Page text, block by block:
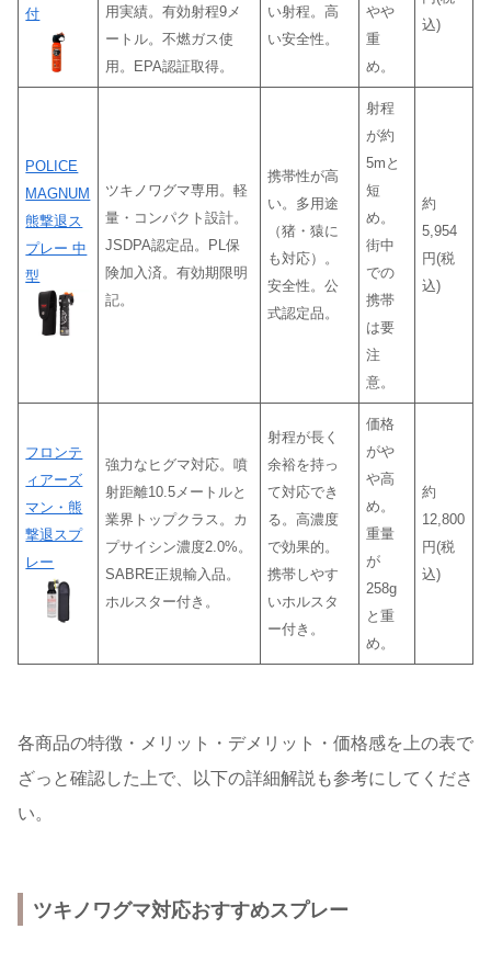
付
用実績。有効射程9メ
ートル。不燃ガス使
用。EPA認証取得。
い射程。高
い安全性。
やや
重
め。
込)
POLICE
MAGNUM
熊撃退ス
プレー 中
型
ツキノワグマ専用。軽
量・コンパクト設計。
JSDPA認定品。PL保
険加入済。有効期限明
記。
携帯性が高
い。多用途
（猪・猿に
も対応）。
安全性。公
式認定品。
射程
が約
5mと
短
め。
街中
での
携帯
は要
注
意。
約
5,954
円(税
込)
フロンテ
ィアーズ
マン・熊
撃退スプ
レー
強力なヒグマ対応。噴
射距離10.5メートルと
業界トップクラス。カ
プサイシン濃度2.0%。
SABRE正規輸入品。
ホルスター付き。
射程が長く
余裕を持っ
て対応でき
る。高濃度
で効果的。
携帯しやす
いホルスタ
ー付き。
価格
がや
や高
め。
重量
が
258g
と重
め。
約
12,800
円(税
込)
各商品の特徴・メリット・デメリット・価格感を上の表で
ざっと確認した上で、以下の詳細解説も参考にしてくださ
い。
ツキノワグマ対応おすすめスプレー